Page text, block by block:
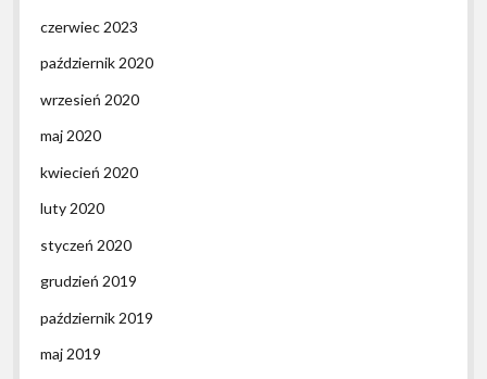
czerwiec 2023
październik 2020
wrzesień 2020
maj 2020
kwiecień 2020
luty 2020
styczeń 2020
grudzień 2019
październik 2019
maj 2019